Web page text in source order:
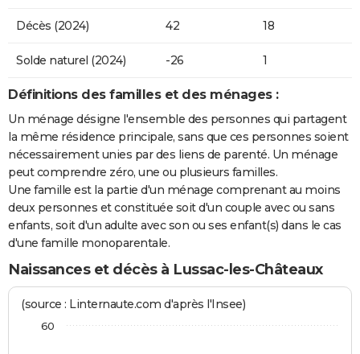
Décès (2024) 42 18
Solde naturel (2024) -26 1
Définitions des familles et des ménages :
Un ménage désigne l'ensemble des personnes qui partagent
la même résidence principale, sans que ces personnes soient
nécessairement unies par des liens de parenté. Un ménage
peut comprendre zéro, une ou plusieurs familles.
Une famille est la partie d'un ménage comprenant au moins
deux personnes et constituée soit d'un couple avec ou sans
enfants, soit d'un adulte avec son ou ses enfant(s) dans le cas
d'une famille monoparentale.
Naissances et décès à Lussac-les-Châteaux
(source : Linternaute.com d'après l'Insee)
60